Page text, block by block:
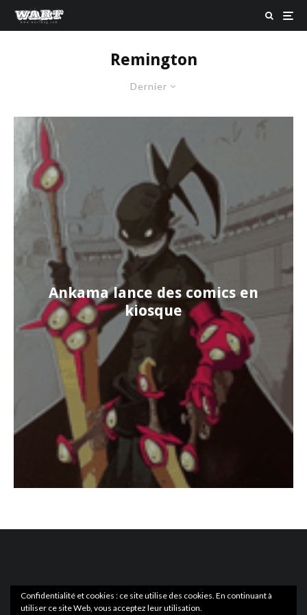
Remington
Dernier
Ankama lance des comics en
kiosque
Confidentialité et cookies : ce site utilise des cookies. En continuant à
utiliser ce site Web, vous acceptez leur utilisation.